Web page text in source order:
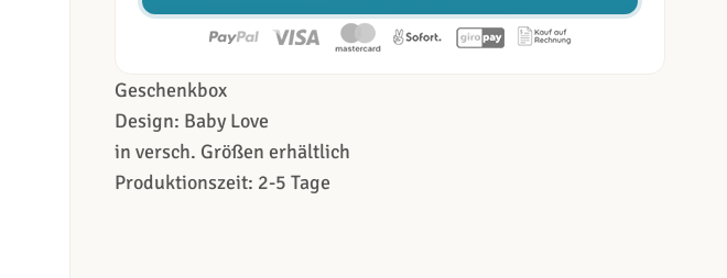
Geschenkbox
Design: Baby Love
in versch. Größen erhältlich
Produktionszeit: 2-5 Tage